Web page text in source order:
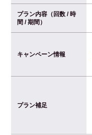
プラン内容（回数 / 時
間 / 期間）
キャンペーン情報
プラン補足